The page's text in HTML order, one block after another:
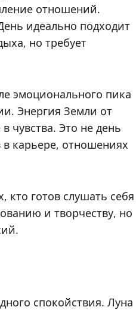
отношений.
идеально подходит
но требует
эмоционального пика
Энергия Земли от
чувства. Это не день
карьере, отношениях
кто готов слушать себя
и творчеству, но
спокойствия. Луна